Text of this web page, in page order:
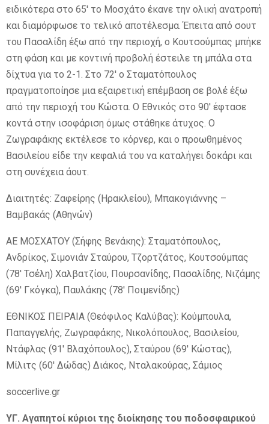
ειδικότερα στο 65′ το Μοσχάτο έκανε την ολική ανατροπή
και διαμόρφωσε το τελικό αποτέλεσμα. Έπειτα από σουτ
του Πασαλίδη έξω από την περιοχή, ο Κουτσούμπας μπήκε
στη φάση και με κοντινή προβολή έστειλε τη μπάλα στα
δίχτυα για το 2-1. Στο 72′ ο Σταματόπουλος
πραγματοποίησε μια εξαιρετική επέμβαση σε βολέ έξω
από την περιοχή του Κώστα. Ο Εθνικός στο 90′ έφτασε
κοντά στην ισοφάριση όμως στάθηκε άτυχος. Ο
Ζωγραφάκης εκτέλεσε το κόρνερ, και ο προωθημένος
Βασιλείου είδε την κεφαλιά του να καταλήγει δοκάρι και
στη συνέχεια άουτ.
Διαιτητές: Ζαφείρης (Ηρακλείου), Μπακογιάννης –
Βαμβακάς (Αθηνών)
ΑΕ ΜΟΣΧΑΤΟΥ (Σήφης Βενάκης): Σταματόπουλος,
Ανδρίκος, Σιμονιάν Σταύρου, Τζορτζάτος, Κουτσούμπας
(78′ Τσέλη) Χαλβατζίου, Πουρσανίδης, Πασαλίδης, Νιζάμης
(69′ Γκόγκα), Παυλάκης (78′ Ποιμενίδης)
ΕΘΝΙΚΟΣ ΠΕΙΡΑΙΑ (Θεόφιλος Καλύβας): Κούμπουλα,
Παπαγγελής, Ζωγραφάκης, Νικολόπουλος, Βασιλείου,
Ντάφλας (91′ Βλαχόπουλος), Σταύρου (69′ Κώστας),
Μίλιτς (60′ Δώδας) Διάκος, Νταλακούρας, Σάμιος
soccerlive.gr
ΥΓ. Αγαπητοί κύριοι της διοίκησης του ποδοσφαιρικού